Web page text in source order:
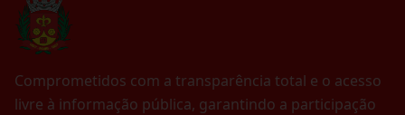
Comprometidos com a transparência total e o acesso
livre à informação pública, garantindo a participação